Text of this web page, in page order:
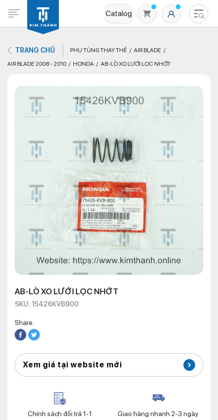
Catalog
TRANG CHỦ PHỤ TÙNG THAY THẾ
AIR BLADE
AIR BLADE 2008 - 2010
HONDA AB-LÒ XO LƯỚI LỌC NHỚT
AB-LÒ XO LƯỚI LỌC NHỚT
SKU: 15426KVB900
Share:
Xem giá tại website mới
Chính sách đổi trả 1-1 Giao hàng nhanh 2-3 ngày